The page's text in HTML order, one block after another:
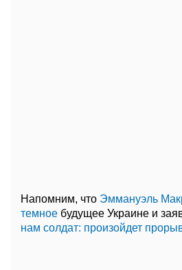
Напомним, что Эммануэль
темное будущее Украине и
нам солдат: произойдет